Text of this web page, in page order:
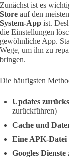
Zunächst ist es
Store auf den
System-App ist.
die Einstellungen
gewöhnliche App.
Wege, um ihn zu
bringen.
Die häufigsten
Updates
zurückführen)
Cache und
Eine APK-Datei
Googles